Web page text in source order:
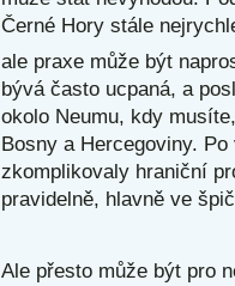
Černé Hory stále
ale praxe může být
bývá často ucpaná, a
okolo Neumu, kdy
Bosny a Hercegoviny.
zkomplikovaly hraniční
pravidelně, hlavně ve
Ale přesto může být pro